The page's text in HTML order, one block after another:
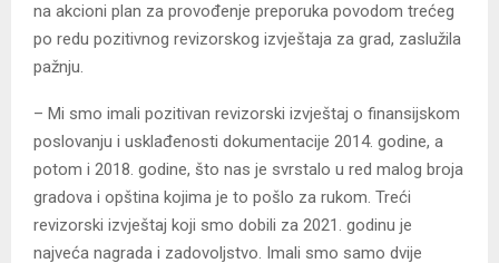
na akcioni plan za provođenje preporuka povodom trećeg
po redu pozitivnog revizorskog izvještaja za grad, zaslužila
pažnju.
– Mi smo imali pozitivan revizorski izvještaj o finansijskom
poslovanju i usklađenosti dokumentacije 2014. godine, a
potom i 2018. godine, što nas je svrstalo u red malog broja
gradova i opština kojima je to pošlo za rukom. Treći
revizorski izvještaj koji smo dobili za 2021. godinu je
najveća nagrada i zadovoljstvo. Imali smo samo dvije